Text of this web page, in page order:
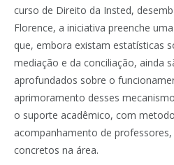
curso de Direito da Insted,
Florence, a iniciativa preenche
que, embora existam estatísticas
mediação e da conciliação, ainda
aprofundados sobre o
aprimoramento desses
o suporte acadêmico, com
acompanhamento de
concretos na área.